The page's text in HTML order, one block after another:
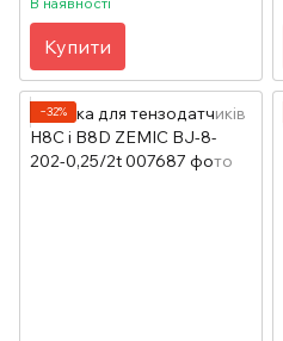
Купити
−32%